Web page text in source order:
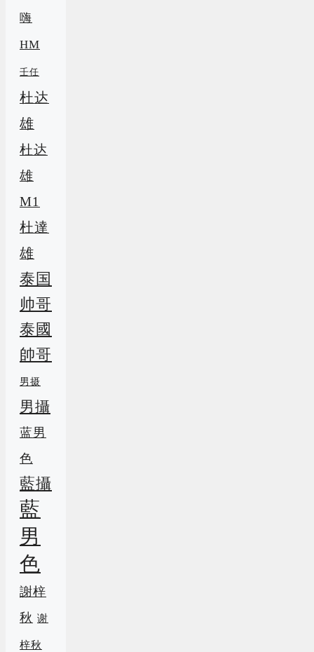
嗨
HM
壬任
杜达
雄
杜达
雄
M1
杜達
雄
泰国
帅哥
泰國
帥哥
男摄
男攝
蓝男
色
藍攝
藍
男
色
謝梓
秋 谢
梓秋